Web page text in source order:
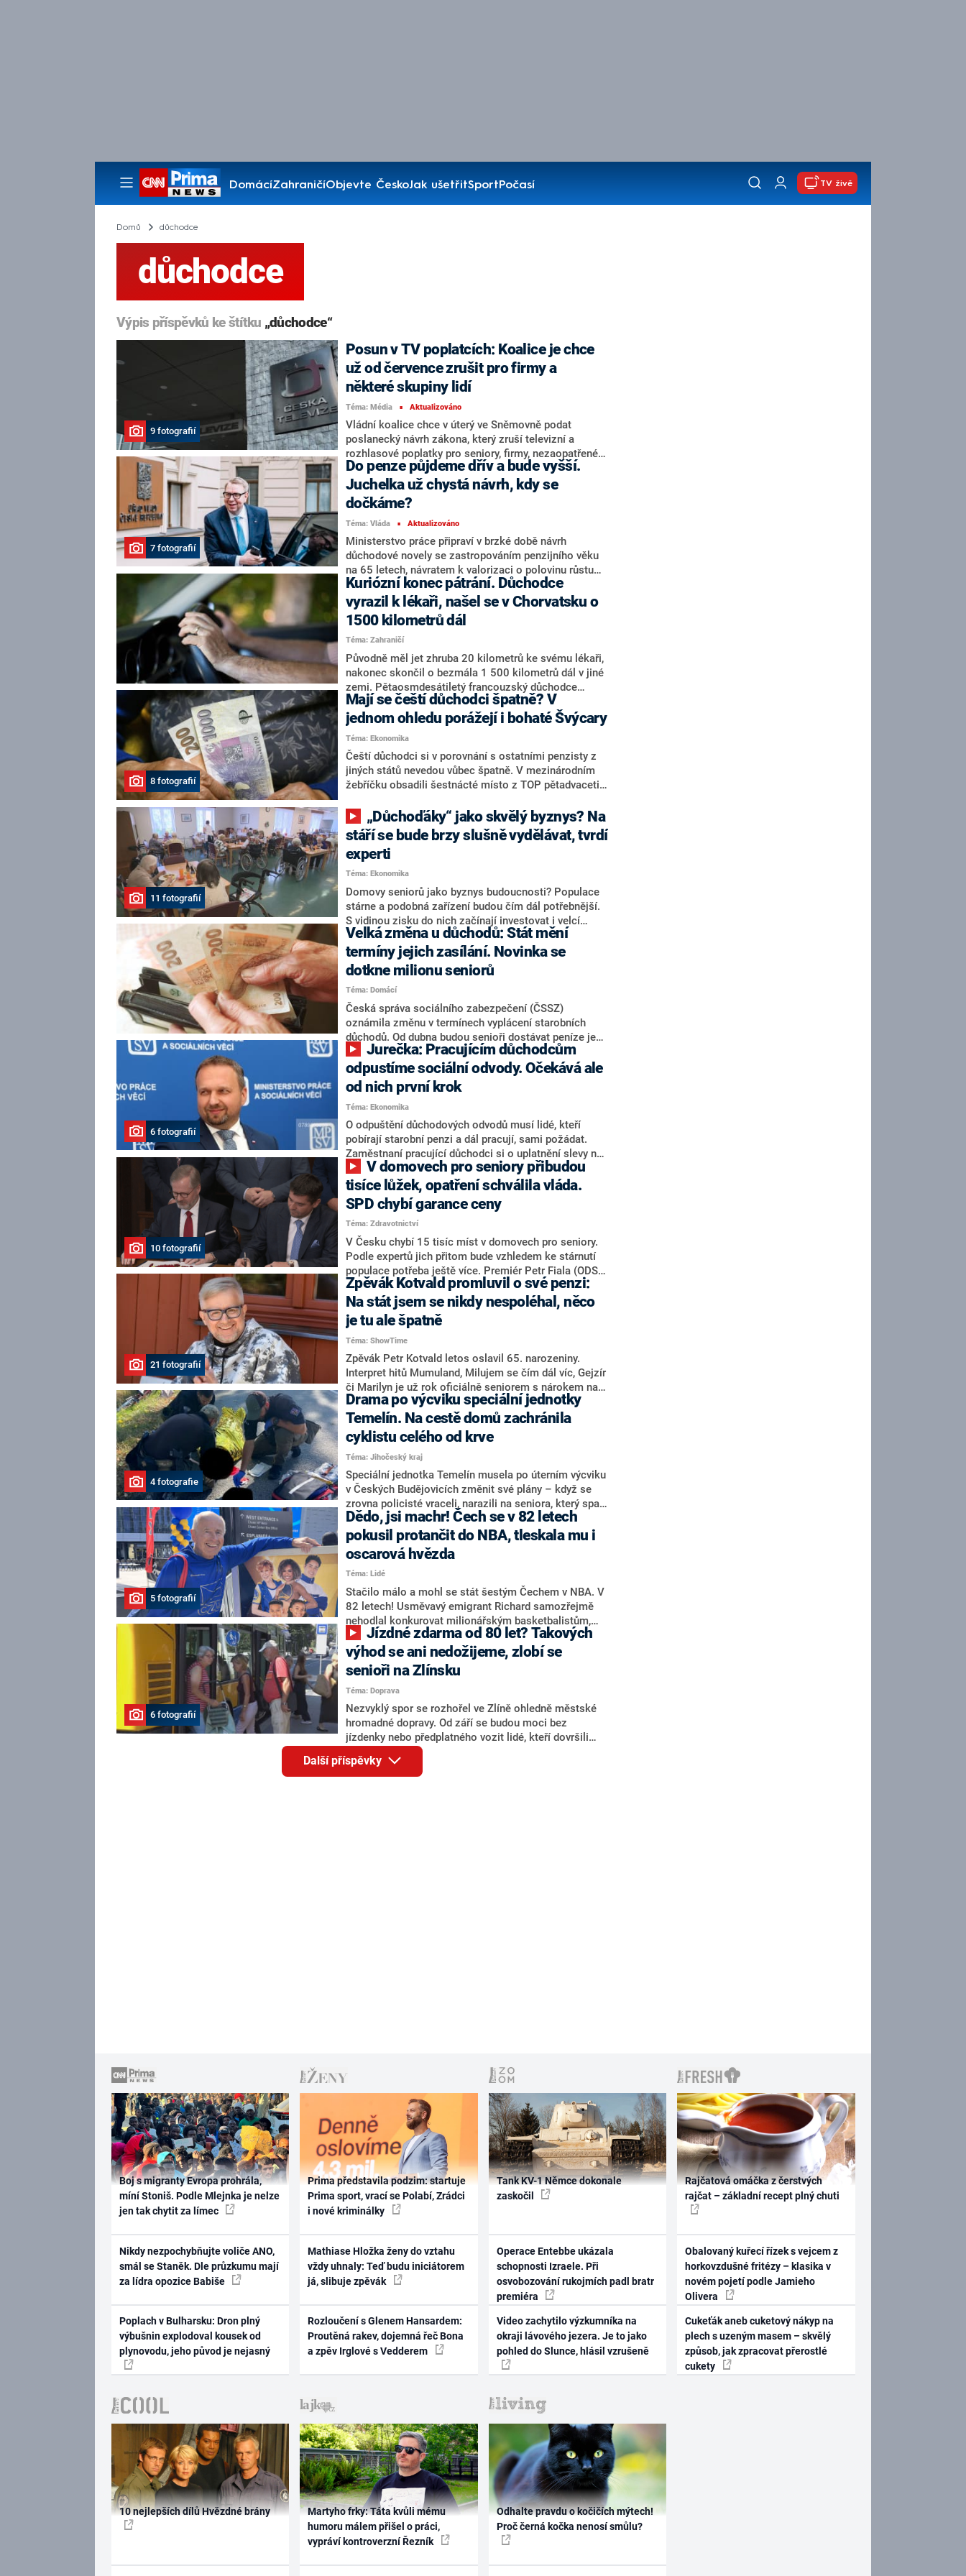
DomácíZahraničíObjevte ČeskoJak ušetřitSportPočasí
Pořady
TV živě
Domů důchodce
důchodce
Výpis příspěvků ke štítku „důchodce“
9 fotografií
Posun v TV poplatcích: Koalice je chce
už od července zrušit pro firmy a
některé skupiny lidí
Téma: Média ■ Aktualizováno
Vládní koalice chce v úterý ve Sněmovně podat
poslanecký návrh zákona, který zruší televizní a
rozhlasové poplatky pro seniory, firmy, nezaopatřené
mladé lidi do 26 let nebo osoby s tělesným
postižením. Výnos z poplatků by se tak měl vrátit do
stavu z roku 2024. Po jednání koaliční rady to uvedl
předseda SPD a Sněmovny Tomio Okamura. Ministr
kultury Oto Klempíř (za Motoristy) oznámil, že v rámci
týdnů představí komplexní novelu, nicméně hlavní cíl –
zrušení poplatků – zůstává. Podle jeho předchůdce
Martina Baxy (ODS) znamená návrh zásadní osekání
příjmů pro daná média.
7 fotografií
Do penze půjdeme dřív a bude vyšší.
Juchelka už chystá návrh, kdy se
dočkáme?
Téma: Vláda ■ Aktualizováno
Ministerstvo práce připraví v brzké době návrh
důchodové novely se zastropováním penzijního věku
na 65 letech, návratem k valorizaci o polovinu růstu
reálných mezd místo třetiny, s navyšováním důchodu
za práci v penzi a se zvednutím penze podle věku.
Norma by mohla platit od příštího roku. Novinářům to
ve středu řekl ministr práce Aleš Juchelka (ANO).
Vláda ANO, SPD a Motoristů v programovém
prohlášení změny slíbila. Zrušila by tak část
důchodové reformy k udržitelnosti systému penzí,
kterou prosadila minulá vláda.
Kuriózní konec pátrání. Důchodce
vyrazil k lékaři, našel se v Chorvatsku o
1500 kilometrů dál
Téma: Zahraničí
Původně měl jet zhruba 20 kilometrů ke svému lékaři,
nakonec skončil o bezmála 1 500 kilometrů dál v jiné
zemi. Pětaosmdesátiletý francouzský důchodce
vyrazil začátkem listopadu z města Chatillon-sur-
Thouet do nedaleké obce Airvault, nakonec ale z
neznámých příčin skončil v chorvatském hotelu. O
kuriózním případu informovala regionální radiová
stanice Ici Poitou a převzal jej například pařížský
deník Le Parisien.
8 fotografií
Mají se čeští důchodci špatně? V
jednom ohledu porážejí i bohaté Švýcary
Téma: Ekonomika
Čeští důchodci si v porovnání s ostatními penzisty z
jiných států nevedou vůbec špatně. V mezinárodním
žebříčku obsadili šestnácté místo z TOP pětadvaceti
ostatní. Jedná se o materiální blahobyt, ve kterém za
sebou nechávají penzisty ze Švýcarska, Norska nebo
Německa. V kvalitě života ale tuzemští senioři
pokulhávají.
11 fotografií
stáří se bude brzy slušně vydělávat, tvrdí
experti
Téma: Ekonomika
Domovy seniorů jako byznys budoucnosti? Populace
stárne a podobná zařízení budou čím dál potřebnější.
S vidinou zisku do nich začínají investovat i velcí
hráči. Podle ekonomů půjde v následujících letech na
stáří vydělávat nemalé peníze. A nemusí jít jenom o
takzvané „důchoďáky“. Sociolog Pavel Rusý ve
vysílání CNN Prima NEWS upozornil, že stát by měl v
budoucnu myslet i na méně majetné důchodce.
Velká změna u důchodů: Stát mění
termíny jejich zasílání. Novinka se
dotkne milionu seniorů
Téma: Domácí
Česká správa sociálního zabezpečení (ČSSZ)
oznámila změnu v termínech vyplácení starobních
důchodů. Od dubna budou senioři dostávat peníze jen
v první polovině měsíce. Novinka bude zaváděna
postupně až do července.
6 fotografií
odpustíme sociální odvody. Očekává ale
od nich první krok
Téma: Ekonomika
O odpuštění důchodových odvodů musí lidé, kteří
pobírají starobní penzi a dál pracují, sami požádat.
Zaměstnaní pracující důchodci si o uplatnění slevy na
pojistném řeknou svému zaměstnavateli, osoby
samostatně výdělečně činné se pak obrátí na sociální
správu. Postup na tiskové konferenci představili
ministr práce Marian Jurečka (KDU-ČSL) a ústřední
ředitel České správy sociálního zabezpečení (ČSSZ)
František Boháček.
10 fotografií
tisíce lůžek, opatření schválila vláda.
SPD chybí garance ceny
Téma: Zdravotnictví
V Česku chybí 15 tisíc míst v domovech pro seniory.
Podle expertů jich přitom bude vzhledem ke stárnutí
populace potřeba ještě více. Premiér Petr Fiala (ODS)
s ministrem práce a sociálních věcí Marianem
Jurečkou (KDU-ČSL) a šéfem státní kasy Zbyňkem
Stanjurou (ODS) proto podepsali s Českou asociací
pojišťoven (ČAP) memorandum, které má zajistit
vznik 2 500 nových lůžek dlouhodobé péče.
Opozičnímu SPD vadí, že v dokumentu schází garance
ceny za služby.
21 fotografií
Zpěvák Kotvald promluvil o své penzi:
Na stát jsem se nikdy nespoléhal, něco
je tu ale špatně
Téma: ShowTime
Zpěvák Petr Kotvald letos oslavil 65. narozeniny.
Interpret hitů Mumuland, Milujem se čím dál víc, Gejzír
či Marilyn je už rok oficiálně seniorem s nárokem na
starobní důchod. Jak je s jeho výší spokojený?
4 fotografie
Drama po výcviku speciální jednotky
Temelín. Na cestě domů zachránila
cyklistu celého od krve
Téma: Jihočeský kraj
Speciální jednotka Temelín musela po úterním výcviku
v Českých Budějovicích změnit své plány – když se
zrovna policisté vraceli, narazili na seniora, který spadl
z kola a silně krvácel. Informovali o tom na sociální
síti X.
5 fotografií
Dědo, jsi machr! Čech se v 82 letech
pokusil protančit do NBA, tleskala mu i
oscarová hvězda
Téma: Lidé
Stačilo málo a mohl se stát šestým Čechem v NBA. V
82 letech! Usměvavý emigrant Richard samozřejmě
nehodlal konkurovat milionářským basketbalistům,
krasobruslař v penzi místo toho zkoušel štěstí v
konkurzu na tanečníky, kteří baví publikum slavného
klubu Golden State Warriors během zápasových
přestávek. Nadšený snowboardista se nakonec dostal
až do finálového výběru, při jeho kreacích na divoký
hip hop od Snoop Dogga tleskala i hvězda oscarového
muzikálu West Side Story.
6 fotografií
výhod se ani nedožijeme, zlobí se
senioři na Zlínsku
Téma: Doprava
Nezvyklý spor se rozhořel ve Zlíně ohledně městské
hromadné dopravy. Od září se budou moci bez
jízdenky nebo předplatného vozit lidé, kteří dovršili
věku osmdesáti let. Část zastupitelů i veřejnosti se
ale bouří. Věková hranice je podle kritiků příliš vysoká.
Další příspěvky
Boj s migranty Evropa prohrála,
míní Stoniš. Podle Mlejnka je nelze
jen tak chytit za límec
Nikdy nezpochybňujte voliče ANO,
smál se Staněk. Dle průzkumu mají
za lídra opozice Babiše
Poplach v Bulharsku: Dron plný
výbušnin explodoval kousek od
plynovodu, jeho původ je nejasný
Prima představila podzim: startuje
Prima sport, vrací se Polabí, Zrádci
i nové kriminálky
Mathiase Hložka ženy do vztahu
vždy uhnaly: Teď budu iniciátorem
já, slibuje zpěvák
Rozloučení s Glenem Hansardem:
Proutěná rakev, dojemná řeč Bona
a zpěv Irglové s Vedderem
Tank KV-1 Němce dokonale
zaskočil
Operace Entebbe ukázala
schopnosti Izraele. Při
osvobozování rukojmích padl bratr
premiéra
Video zachytilo výzkumníka na
okraji lávového jezera. Je to jako
pohled do Slunce, hlásil vzrušeně
Rajčatová omáčka z čerstvých
rajčat – základní recept plný chuti
Obalovaný kuřecí řízek s vejcem z
horkovzdušné fritézy – klasika v
novém pojetí podle Jamieho
Olivera
Cukeťák aneb cuketový nákyp na
plech s uzeným masem – skvělý
způsob, jak zpracovat přerostlé
cukety
10 nejlepších dílů Hvězdné brány
Martyho frky: Táta kvůli mému
humoru málem přišel o práci,
vypráví kontroverzní Řezník
Odhalte pravdu o kočičích mýtech!
Proč černá kočka nenosí smůlu?